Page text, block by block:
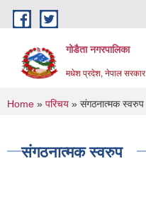
Skip to main content
गोडैता नगरपालिका
मधेश प्रदेश, नेपाल सरकार
You are here
Home » परिचय » संगठनात्मक स्वरुप
संगठनात्मक स्वरुप